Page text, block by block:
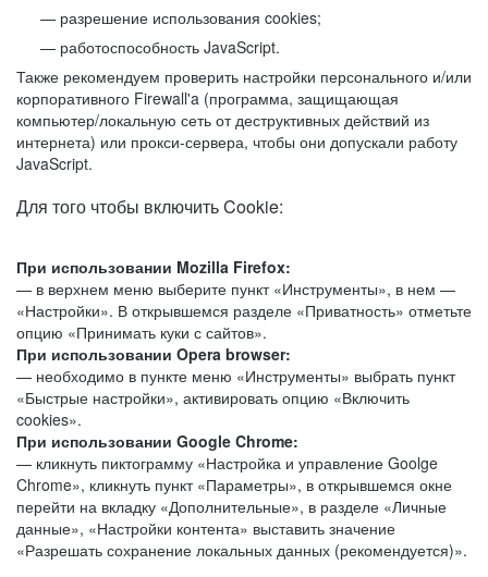
разрешение использования cookies;
работоспособность JavaScript.
Также рекомендуем проверить настройки персонального и/или
корпоративного Firewall'a (программа, защищающая
компьютер/локальную сеть от деструктивных действий из
интернета) или прокси-сервера, чтобы они допускали работу
JavaScript.
Для того чтобы включить Cookie:
При использовании Mozilla Firefox:
— в верхнем меню выберите пункт «Инструменты», в нем —
«Настройки». В открывшемся разделе «Приватность» отметьте
опцию «Принимать куки с сайтов».
При использовании Opera browser:
— необходимо в пункте меню «Инструменты» выбрать пункт
«Быстрые настройки», активировать опцию «Включить
cookies».
При использовании Google Chrome:
— кликнуть пиктограмму «Настройка и управление Goolge
Chrome», кликнуть пункт «Параметры», в открывшемся окне
перейти на вкладку «Дополнительные», в разделе «Личные
данные», «Настройки контента» выставить значение
«Разрешать сохранение локальных данных (рекомендуется)».